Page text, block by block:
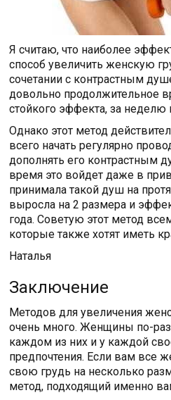
Я считаю, что наиболее
способ увеличить женскую
сочетании с контрастным
довольно продолжительное
стойкого эффекта, за неделю
Однако этот метод
всего начать регулярно
дополнять его контрастным
время это войдет даже в
принимала такой душ на
выросла на 2 размера и
года. Советую этот метод
которые также хотят иметь
Наталья
Заключение
Методов для увеличения
очень много. Женщины по-
каждом из них и у каждой
предпочтения. Если вам все
свою грудь на несколько
метод, подходящий именно